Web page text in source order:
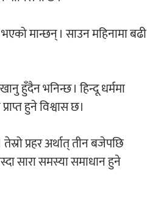
मान्छन् । साउन महिनामा बढी
हुँदैन भनिन्छ । हिन्दू धर्ममा
हुने विश्वास छ।
प्रहर अर्थात् तीन बजेपछि
सारा समस्या समाधान हुने